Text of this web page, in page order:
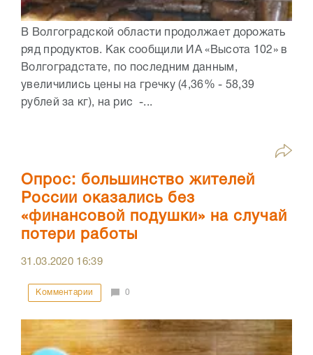
В Волгоградской области продолжает дорожать
ряд продуктов. Как сообщили ИА «Высота 102» в
Волгоградстате, по последним данным,
увеличились цены на гречку (4,36% - 58,39
рублей за кг), на рис -...
Опрос: большинство жителей
России оказались без
«финансовой подушки» на случай
потери работы
31.03.2020 16:39
Комментарии 0